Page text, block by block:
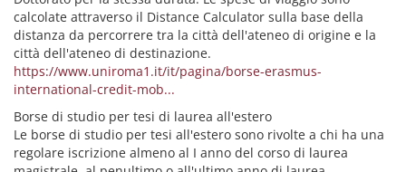
calcolate attraverso il Distance Calculator sulla base della
distanza da percorrere tra la città dell'ateneo di origine e la
città dell'ateneo di destinazione.
https://www.uniroma1.it/it/pagina/borse-erasmus-
international-credit-mob...
Borse di studio per tesi di laurea all'estero
Le borse di studio per tesi all'estero sono rivolte a chi ha una
regolare iscrizione almeno al I anno del corso di laurea